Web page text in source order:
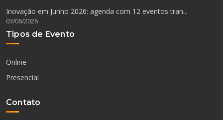
Inovação em Junho 2026: agenda com 12 eventos tran...
03/06/2026
Tipos de Evento
Online
Presencial
Contato